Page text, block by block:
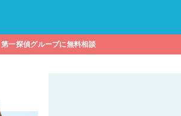
第一探偵グループに無料相談